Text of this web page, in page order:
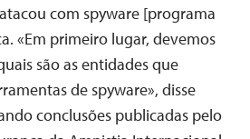
com spyware [programa
«Em primeiro lugar, devemos
são as entidades que
de spyware», disse
conclusões publicadas pelo